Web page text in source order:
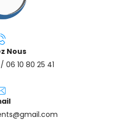
Nous
06 10 80 25 41